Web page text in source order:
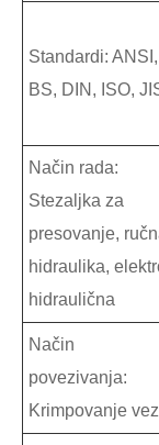
Standardi: ANSI,
BS, DIN, ISO,
Način rada:
Stezaljka za
presovanje,
hidraulika,
hidraulična
Način
povezivanja:
Krimpovanje